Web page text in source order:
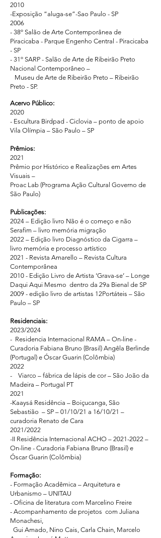
2010
-Exposição “aluga-se”-Sao Paulo - SP
2006
- 38º Salão de Arte Contemporânea de
Piracicaba - Parque Engenho Central - Piracicaba
- SP
- 31º SARP - Salão de Arte de Ribeirão Preto
Nacional Contemporâneo –
Museu de Arte de Ribeirão Preto – Ribeirão
Preto - SP.
Acervo Público:
2020
- Escultura Birdpad - Ciclovia – ponto de apoio
Vila Olímpia – São Paulo – SP
Prêmios:
2021
Prêmio por Histórico e Realizações em Artes
Visuais –
Proac Lab (Programa Ação Cultural Governo de
São Paulo)
Publicações:
2024 – Edição livro Não é o começo e não
Serafim – livro memória migração
2022 – Edição livro Diagnóstico da Cigarra –
livro memória e processo artístico
2021 - Revista Amarello – Revista Cultura
Contemporânea
2010 - Edição Livro de Artista ‘Grava-se’ – Longe
Daqui Aqui Mesmo dentro da 29a Bienal de SP
2009 - edição livro de artistas 12Portáteis – São
Paulo – SP
Residenciais:
2023/2024
- Residencia Internacional RAMA – On-line -
Curadoria Fabiana Bruno (Brasil) Angêla Berlinde
(Portugal) e Óscar Guarin (Colômbia)
2022
- Viarco – fábrica de lápis de cor – São João da
Madeira – Portugal PT
2021
-Kaaysá Residência – Boiçucanga, São
Sebastião – SP – 01/10/21 a 16/10/21 –
curadoria Renato de Cara
2021/2022
-II Residência Internacional ACHO – 2021-2022 –
On-line - Curadoria Fabiana Bruno (Brasil) e
Óscar Guarin (Colômbia)
Formação:
- Formação Acadêmica – Arquitetura e
Urbanismo – UNITAU
- Oficina de literatura com Marcelino Freire
- Acompanhamento de projetos com Juliana
Monachesi,
Gui Amado, Nino Cais, Carla Chain, Marcelo